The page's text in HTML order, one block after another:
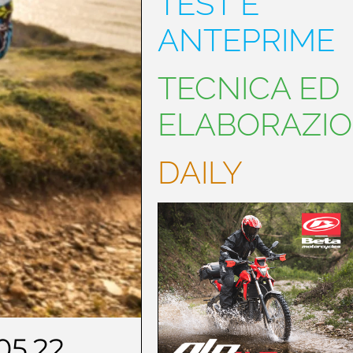
ANTEPRIME
TECNICA ED
DAILY